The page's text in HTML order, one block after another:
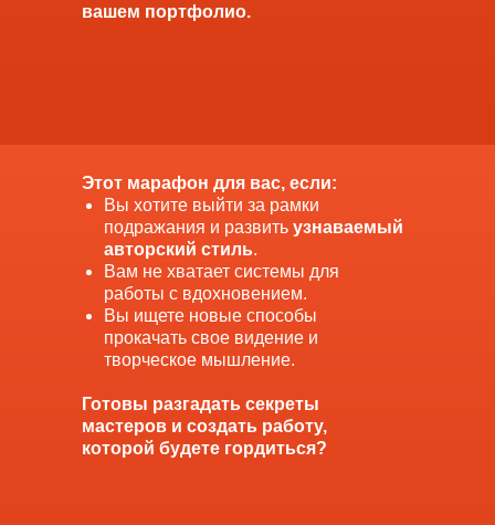
вашем портфолио.
Этот марафон для вас, если:
Вы хотите выйти за рамки
подражания и развить узнаваемый
авторский стиль.
Вам не хватает системы для
работы с вдохновением.
Вы ищете новые способы
прокачать свое видение и
творческое мышление.
Готовы разгадать секреты
мастеров и создать работу,
которой будете гордиться?